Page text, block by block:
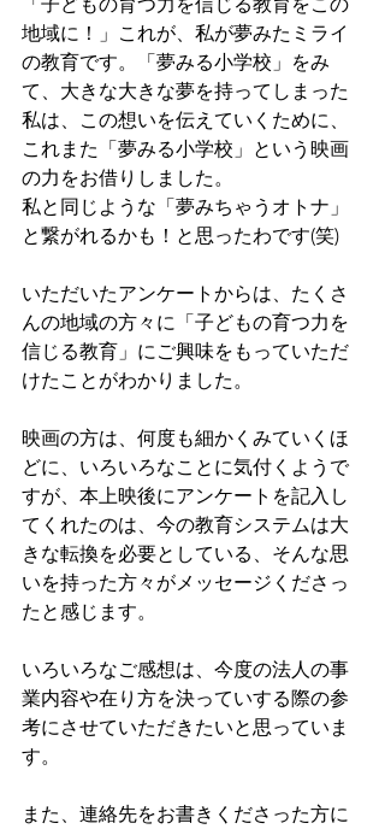
地域に！」これが、私が夢みたミライ
の教育です。「夢みる小学校」をみ
て、大きな大きな夢を持ってしまった
私は、この想いを伝えていくために、
これまた「夢みる小学校」という映画
の力をお借りしました。
私と同じような「夢みちゃうオトナ」
と繋がれるかも！と思ったわです(笑)
いただいたアンケートからは、たくさ
んの地域の方々に「子どもの育つ力を
信じる教育」にご興味をもっていただ
けたことがわかりました。
映画の方は、何度も細かくみていくほ
どに、いろいろなことに気付くようで
すが、本上映後にアンケートを記入し
てくれたのは、今の教育システムは大
きな転換を必要としている、そんな思
いを持った方々がメッセージくださっ
たと感じます。
いろいろなご感想は、今度の法人の事
業内容や在り方を決っていする際の参
考にさせていただきたいと思っていま
す。
また、連絡先をお書きくださった方に